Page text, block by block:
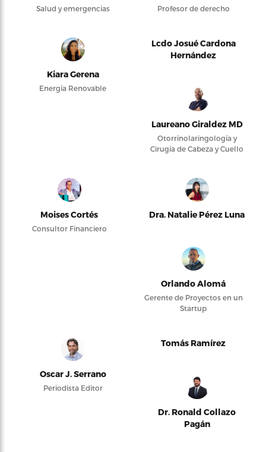
Salud y emergencias Profesor de derecho
Kiara Gerena
Energía Renovable
Lcdo Josué Cardona
Hernández
Laureano Giraldez MD
Otorrinolaringología y
Cirugía de Cabeza y Cuello
Moises Cortés
Consultor Financiero
Dra. Natalie Pérez Luna
Orlando Alomá
Gerente de Proyectos en un
Startup
Oscar J. Serrano
Periodista Editor
Tomás Ramírez
Dr. Ronald Collazo
Pagán